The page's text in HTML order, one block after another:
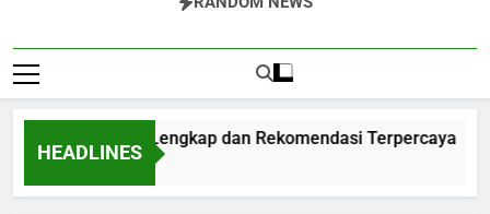
Dan Industri
HEADLINES
Panduan Lengkap dan Rekomendasi Terpercaya